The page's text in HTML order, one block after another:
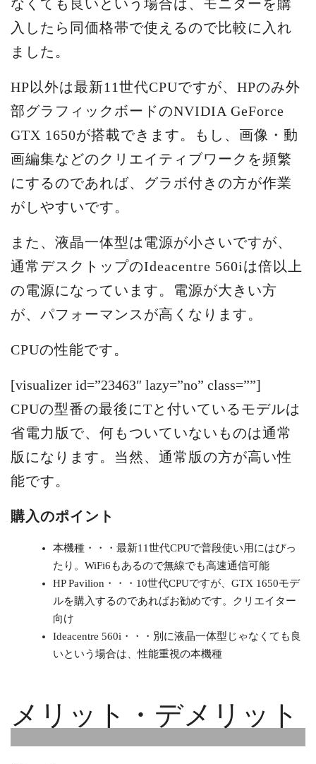
なくても良いという場合は、モニターを購
入したら同価格帯で使えるので比較に入れ
ました。
HP以外は最新11世代CPUですが、HPのみ外
部グラフィックボードのNVIDIA GeForce
GTX 1650が搭載できます。もし、画像・動
画編集などのクリエイティブワークを頻繁
にするのであれば、グラボ付きの方が作業
がしやすいです。
また、液晶一体型は電源が小さいですが、
通常デスクトップのIdeacentre 560iは倍以上
の電源になっています。電源が大きい方
が、パフォーマンスが高くなります。
CPUの性能です。
[visualizer id=”23463″ lazy=”no” class=””]
CPUの型番の最後にTと付いているモデルは
省電力版で、何もついていないものは通常
版になります。当然、通常版の方が高い性
能です。
購入のポイント
本機種・・・最新11世代CPUで普段使い用にはぴっ
たり。WiFi6もあるので無線でも高速通信可能
HP Pavilion・・・10世代CPUですが、GTX 1650モデ
ルを購入するのであればお勧めです。クリエイター
向け
Ideacentre 560i・・・別に液晶一体型じゃなくても良
いという場合は、性能重視の本機種
メリット・デメリット